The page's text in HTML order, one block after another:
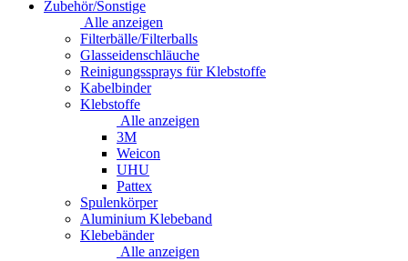
Zubehör/Sonstige
Alle anzeigen
Filterbälle/Filterballs
Glasseidenschläuche
Reinigungssprays für Klebstoffe
Kabelbinder
Klebstoffe
Alle anzeigen
3M
Weicon
UHU
Pattex
Spulenkörper
Aluminium Klebeband
Klebebänder
Alle anzeigen